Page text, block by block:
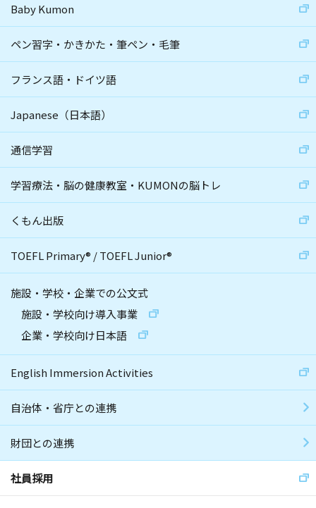
Baby Kumon
ペン習字・かきかた・筆ペン・毛筆
フランス語・ドイツ語
Japanese（日本語）
通信学習
学習療法・脳の健康教室・KUMONの脳トレ
くもん出版
TOEFL Primary® /TOEFL Junior®
施設・学校・企業での公文式
施設・学校向け導入事業
企業・学校向け日本語
English Immersion Activities
自治体・省庁との連携
財団との連携
社員採用